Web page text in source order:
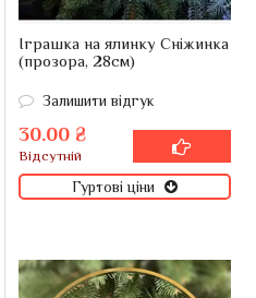
Іграшка на ялинку Сніжинка
(прозора, 28см)
Залишити відгук
30.00 ₴
Відсутній
Гуртові ціни